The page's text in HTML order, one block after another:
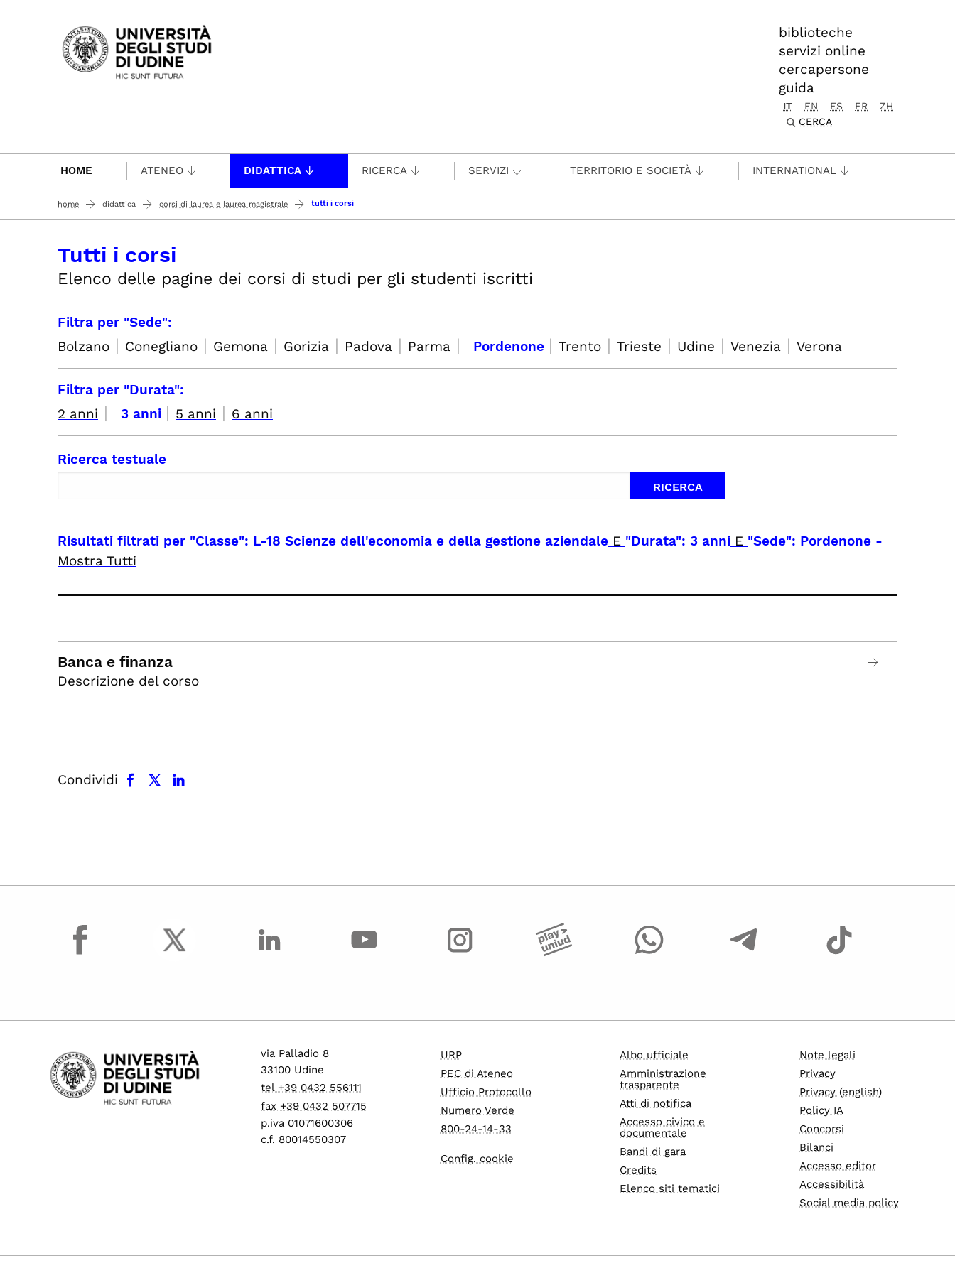
Passa al contenuto principale
biblioteche
servizi online
cercapersone
guida
IT EN ES FR
ZH
CERCA
HOME ATENEO DIDATTICA RICERCA SERVIZI TERRITORIO E SOCIETÀ INTERNATIONAL
home didattica corsi di laurea e laurea magistrale tutti i corsi
Tutti i corsi
Elenco delle pagine dei corsi di studi per gli studenti iscritti
Filtra per "Sede":
Bolzano | Conegliano | Gemona | Gorizia | Padova | Parma | Pordenone | Trento | Trieste | Udine | Venezia | Verona
Filtra per "Durata":
2 anni | 3 anni | 5 anni | 6 anni
Ricerca testuale
Risultati filtrati per "Classe": L-18 Scienze dell'economia e della gestione aziendale E "Durata": 3 anni E "Sede": Pordenone -
Mostra Tutti
Banca e finanza
Descrizione del corso
Condividi
facebook x.com linkedin
facebook
via Palladio 8
33100 Udine
tel +39 0432 556111
fax +39 0432 507715
p.iva 01071600306
c.f. 80014550307
URP
PEC di Ateneo
Ufficio Protocollo
Numero Verde
800-24-14-33
Config. cookie
Albo ufficiale
Amministrazione
trasparente
Atti di notifica
Accesso civico e
documentale
Bandi di gara
Credits
Elenco siti tematici
Note legali
Privacy
Privacy (english)
Policy IA
Concorsi
Bilanci
Accesso editor
Accessibilità
Social media policy